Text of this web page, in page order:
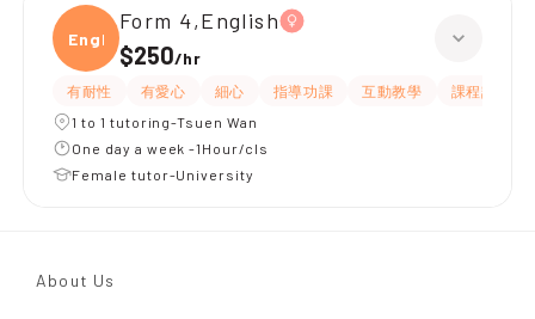
Engli
Form 4,English
$250/hr
有耐性 有愛心 細心 指導功課 互動教學
課程設計
1 to 1 tutoring-Tsuen Wan
One day a week -1Hour/cls
Female tutor-University
About Us